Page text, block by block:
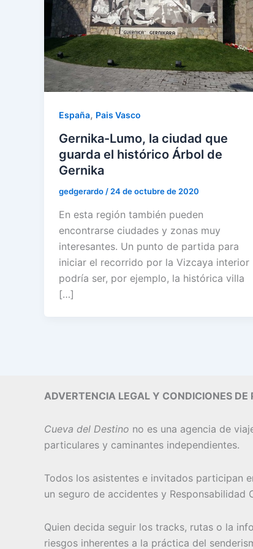
España, Pais Vasco
Gernika-Lumo, la ciudad que
guarda el histórico Árbol de
Gernika
gedgerardo / 24 de octubre de 2020
En esta región también pueden
encontrarse ciudades y zonas muy
interesantes. Un punto de partida para
iniciar el recorrido por la Vizcaya interior
podría ser, por ejemplo, la histórica villa
[…]
ADVERTENCIA LEGAL Y CONDICIONES DE
Cueva del Destino no es una agencia de
particulares y caminantes independientes.
Todos los asistentes e invitados participan
un seguro de accidentes y Responsabilidad
Quien decida seguir los tracks, rutas o la
riesgos inherentes a la práctica del